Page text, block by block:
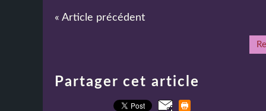
« Article précédent
Partager cet article